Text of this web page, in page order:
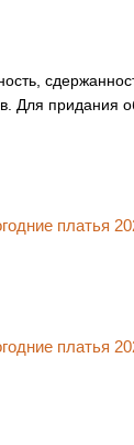
Для придания